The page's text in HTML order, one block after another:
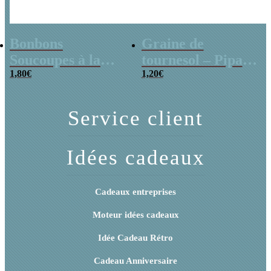
Bonbons
Soucoupes à la
poudre (x20)
1,80€
Graine de
tournesol – Pipas
x 3
1,20€
Service client
Idées cadeaux
Cadeaux entreprises
Moteur idées cadeaux
Idée Cadeau Rétro
Cadeau Anniversaire